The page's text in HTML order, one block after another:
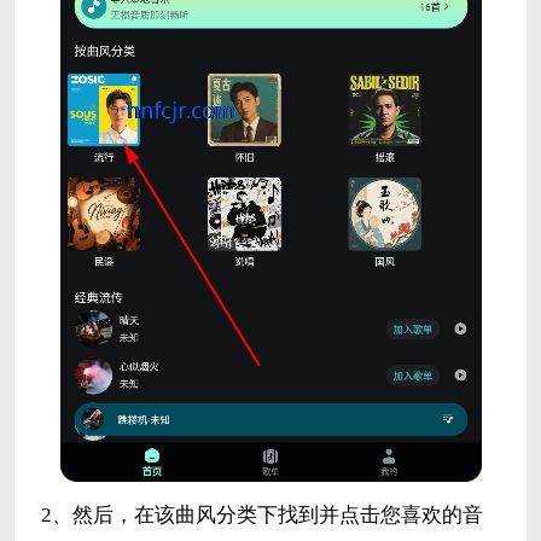
2、然后，在该曲风分类下找到并点击您喜欢的音